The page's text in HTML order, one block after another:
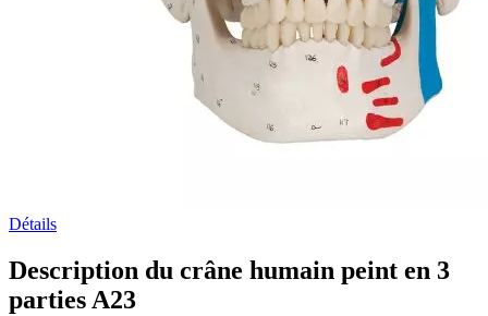
Détails
Description du crâne humain peint en 3
parties A23